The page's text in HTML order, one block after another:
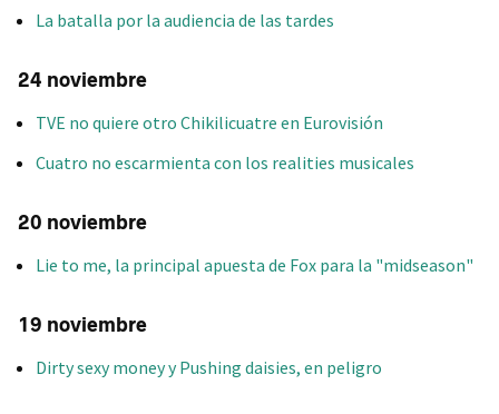
La batalla por la audiencia de las tardes
24 noviembre
TVE no quiere otro Chikilicuatre en Eurovisión
Cuatro no escarmienta con los realities musicales
20 noviembre
Lie to me, la principal apuesta de Fox para la "midseason"
19 noviembre
Dirty sexy money y Pushing daisies, en peligro